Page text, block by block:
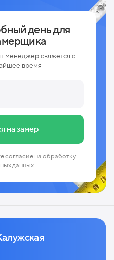
день для
менеджер свяжется с
время
на замер
согласие на обработку
данных